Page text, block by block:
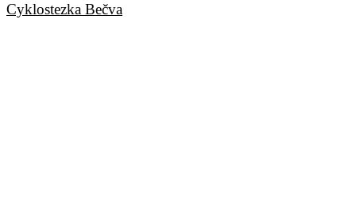
Cyklostezka Bečva